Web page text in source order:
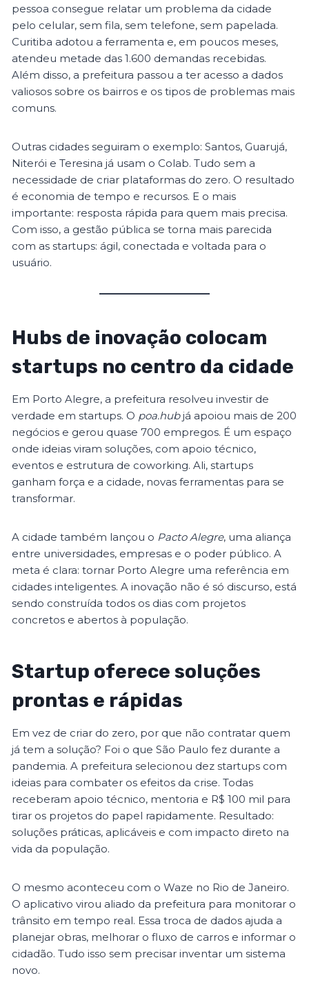
pessoa consegue relatar um problema da cidade
pelo celular, sem fila, sem telefone, sem papelada.
Curitiba adotou a ferramenta e, em poucos meses,
atendeu metade das 1.600 demandas recebidas.
Além disso, a prefeitura passou a ter acesso a dados
valiosos sobre os bairros e os tipos de problemas mais
comuns.
Outras cidades seguiram o exemplo: Santos, Guarujá,
Niterói e Teresina já usam o Colab. Tudo sem a
necessidade de criar plataformas do zero. O resultado
é economia de tempo e recursos. E o mais
importante: resposta rápida para quem mais precisa.
Com isso, a gestão pública se torna mais parecida
com as startups: ágil, conectada e voltada para o
usuário.
Hubs de inovação colocam
startups no centro da cidade
Em Porto Alegre, a prefeitura resolveu investir de
verdade em startups. O poa.hubjá apoiou mais de 200
negócios e gerou quase 700 empregos. É um espaço
onde ideias viram soluções, com apoio técnico,
eventos e estrutura de coworking. Ali, startups
ganham força e a cidade, novas ferramentas para se
transformar.
A cidade também lançou o Pacto Alegre, uma aliança
entre universidades, empresas e o poder público. A
meta é clara: tornar Porto Alegre uma referência em
cidades inteligentes. A inovação não é só discurso, está
sendo construída todos os dias com projetos
concretos e abertos à população.
Startup oferece soluções
prontas e rápidas
Em vez de criar do zero, por que não contratar quem
já tem a solução? Foi o que São Paulo fez durante a
pandemia. A prefeitura selecionou dez startups com
ideias para combater os efeitos da crise. Todas
receberam apoio técnico, mentoria e R$ 100 mil para
tirar os projetos do papel rapidamente. Resultado:
soluções práticas, aplicáveis e com impacto direto na
vida da população.
O mesmo aconteceu com o Waze no Rio de Janeiro.
O aplicativo virou aliado da prefeitura para monitorar o
trânsito em tempo real. Essa troca de dados ajuda a
planejar obras, melhorar o fluxo de carros e informar o
cidadão. Tudo isso sem precisar inventar um sistema
novo.